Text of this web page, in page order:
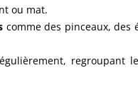
ou mat.
comme des pinceaux, des
regroupant